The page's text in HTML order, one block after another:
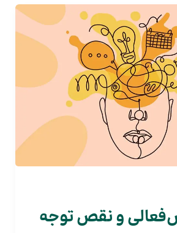
و نقص توجه